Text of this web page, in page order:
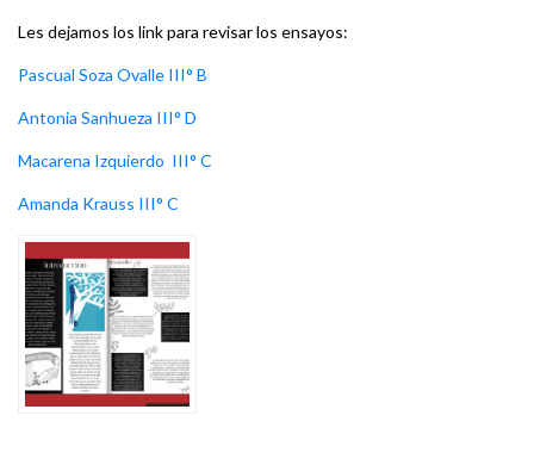
Les dejamos los link para revisar los ensayos:
Pascual Soza Ovalle III° B
Antonia Sanhueza III° D
Macarena Izquierdo III° C
Amanda Krauss III° C